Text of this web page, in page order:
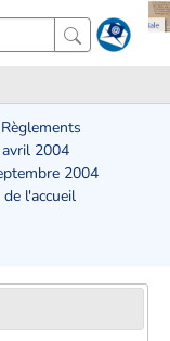
Règlements
2004
2004
l'accueil